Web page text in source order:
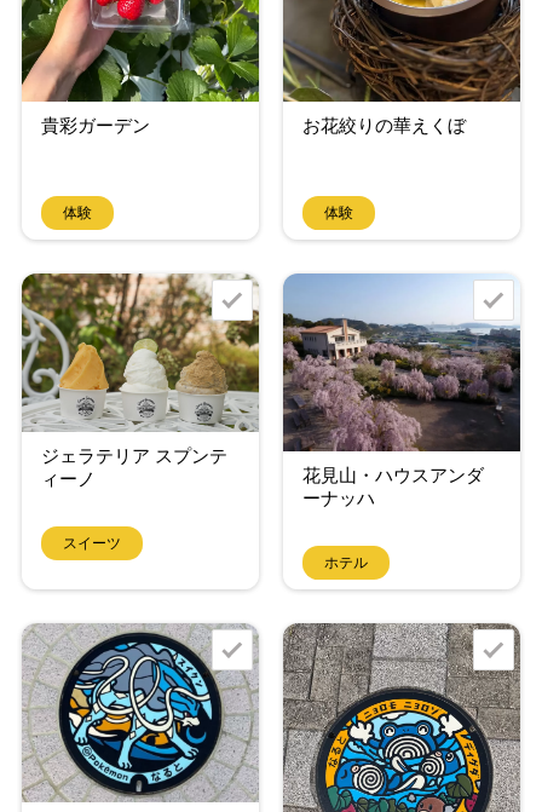
貴彩ガーデン
体験
お花絞りの華えくぼ
体験
ジェラテリア スプンテ
ィーノ
スイーツ
花見山・ハウスアンダ
ーナッハ
ホテル